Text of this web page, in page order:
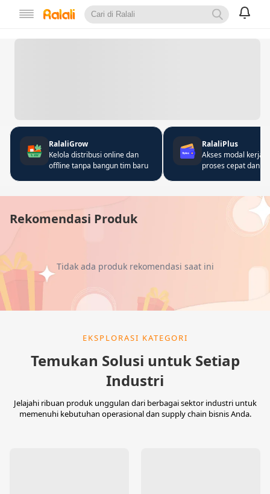
RalaliGrow
Kelola distribusi online dan
offline tanpa bangun tim baru
RalaliPlus
Akses modal kerja
proses cepat dan
Rekomendasi Produk
Tidak ada produk rekomendasi saat ini
EKSPLORASI KATEGORI
Temukan Solusi untuk Setiap
Industri
Jelajahi ribuan produk unggulan dari berbagai sektor industri untuk
memenuhi kebutuhan operasional dan supply chain bisnis Anda.